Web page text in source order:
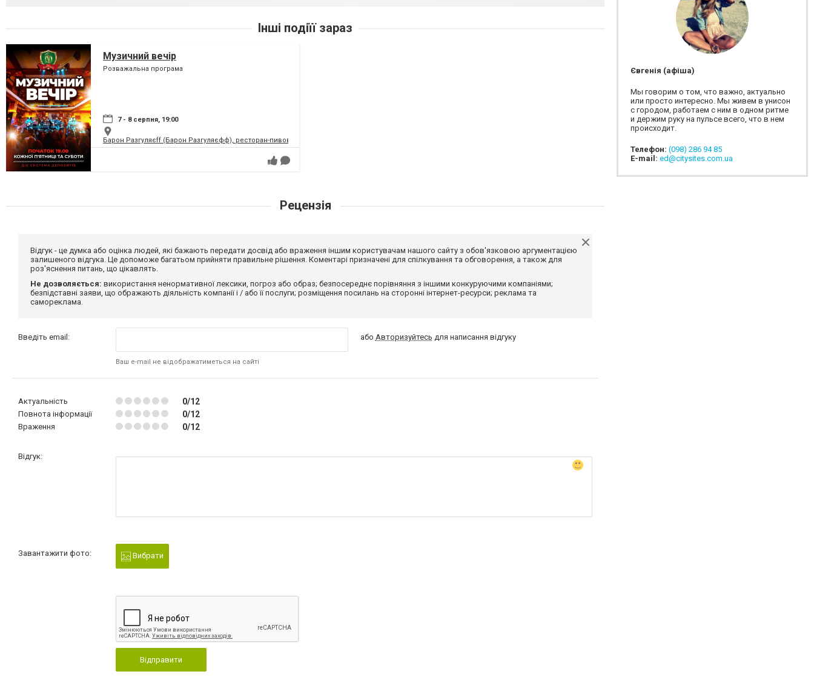
Інші подіїї зараз
Музичний вечір
Розважальна програма
7 - 8 серпня, 19:00
Барон Разгуляєff (Барон Разгуляєфф), ресторан-пивоварня
Рецензія
Відгук - це думка або оцінка людей, які бажають передати досвід або враження іншим користувачам нашого сайту з обов'язковою аргументацією
залишеного відгука. Це допоможе багатьом прийняти правильне рішення. Коментарі призначені для спілкування та обговорення, а також для
роз'яснення питань, що цікавлять.
Не дозволяється: використання ненормативної лексики, погроз або образ; безпосереднє порівняння з іншими конкуруючими компаніями;
безпідставні заяви, що ображають діяльність компанії і / або її послуги; розміщення посилань на сторонні інтернет-ресурси; реклама та
самореклама.
Введіть email:
Ваш e-mail не відображатиметься на сайті
або Авторизуйтесь для написання відгуку
Актуальність 0/12
Повнота інформації 0/12
Враження 0/12
Відгук:
Завантажити фото: Вибрати
Відправити
Євгенія (афіша)
Мы говорим о том, что важно, актуально
или просто интересно. Мы живем в унисон
с городом, работаем с ним в одном ритме
и держим руку на пульсе всего, что в нем
происходит.
Телефон: (098) 286 94 85
E-mail: ed@citysites.com.ua